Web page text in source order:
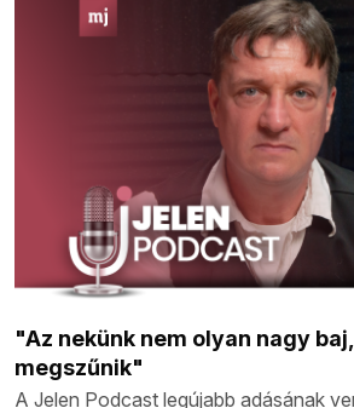
"Az nekünk nem olyan nagy
megszűnik"
A Jelen Podcast legújabb adásának